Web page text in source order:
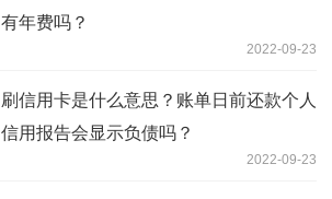
有年费吗？
2022-09-23
刷信用卡是什么意思？账单日前还款个人
信用报告会显示负债吗？
2022-09-23